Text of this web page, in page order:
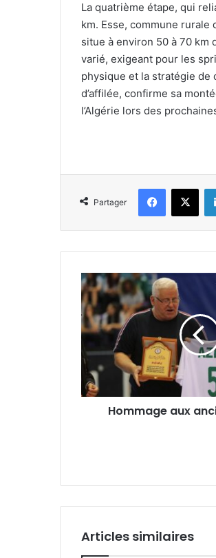
La quatrième étape, qui
km. Esse, commune
situe à environ 50 à 70 km
varié, exigeant pour les
physique et la stratégie de
d’affilée, confirme sa
l’Algérie lors des
Partager
Facebook
X
Hommage
aux
anciennes
gloires
Hommage aux
Articles similaires